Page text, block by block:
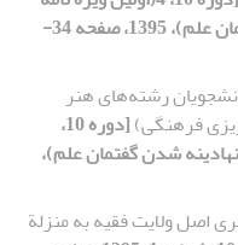
فرهنگ دانشگاهی و نهادینه شدن گفتمان علم)، 1395، صفحه 34-
رشته‌های هنر
فرهنگی)
[دوره 10،
شدن گفتمان علم)،
اصل ولایت فقیه به منزلة